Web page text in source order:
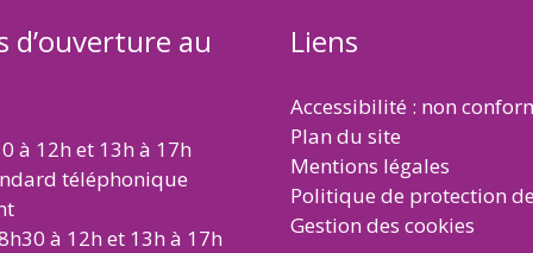
d’ouverture au
à 12h et 13h à 17h
téléphonique
à 12h et 13h à 17h
Liens
Accessibilité : non
Plan du site
Mentions légales
Politique de protection
Gestion des cookies